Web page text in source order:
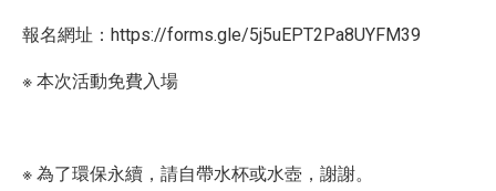
報名網址：https://forms.gle/5j5uEPT2Pa8UYFM39
※ 本次活動免費入場
※ 為了環保永續，請自帶水杯或水壺，謝謝。